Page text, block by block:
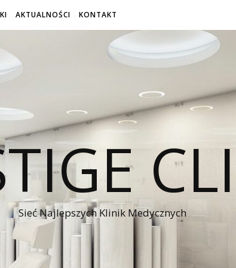
AKTUALNOŚCI KONTAKT
Sieć Najlepszych Klinik Medycznych